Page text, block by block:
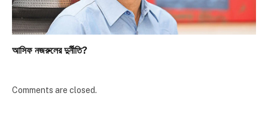
আসিফ নজরুলের দুর্নীতি?
Comments are closed.